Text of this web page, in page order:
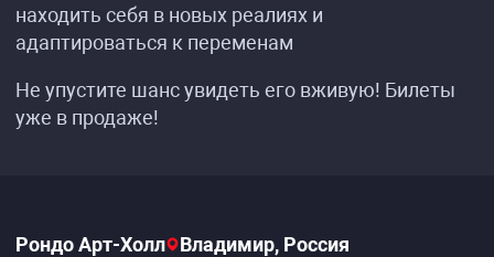
находить себя в новых реалиях и
адаптироваться к переменам
Не упустите шанс увидеть его вживую! Билеты
уже в продаже!
Рондо Арт-Холл Владимир, Россия